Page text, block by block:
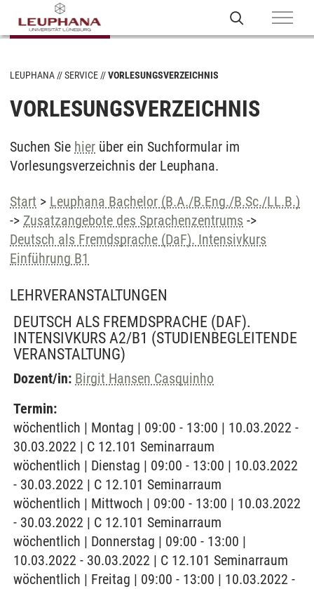
LEUPHANA SERVICE VORLESUNGSVERZEICHNIS
VORLESUNGSVERZEICHNIS
Suchen Sie hier über ein Suchformular im
Vorlesungsverzeichnis der Leuphana.
Start > Leuphana Bachelor (B.A./B.Eng./B.Sc./LL.B.)
-> Zusatzangebote des Sprachenzentrums ->
Deutsch als Fremdsprache (DaF). Intensivkurs
Einführung B1
LEHRVERANSTALTUNGEN
DEUTSCH ALS FREMDSPRACHE (DAF).
INTENSIVKURS A2/B1 (STUDIENBEGLEITENDE
VERANSTALTUNG)
Dozent/in: Birgit Hansen Casquinho
Termin:
wöchentlich | Montag | 09:00 - 13:00 | 10.03.2022 -
30.03.2022 | C 12.101 Seminarraum
wöchentlich | Dienstag | 09:00 - 13:00 | 10.03.2022
- 30.03.2022 | C 12.101 Seminarraum
wöchentlich | Mittwoch | 09:00 - 13:00 | 10.03.2022
- 30.03.2022 | C 12.101 Seminarraum
wöchentlich | Donnerstag | 09:00 - 13:00 |
10.03.2022 - 30.03.2022 | C 12.101 Seminarraum
wöchentlich | Freitag | 09:00 - 13:00 | 10.03.2022 -